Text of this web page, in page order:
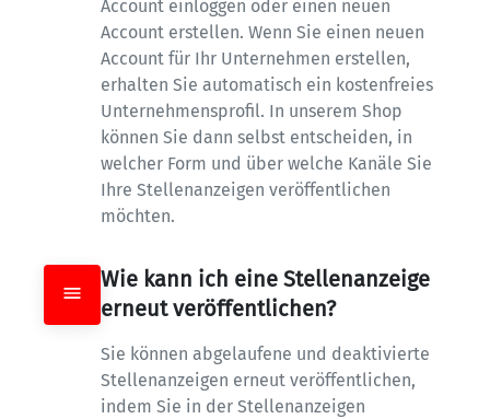
Account einloggen oder einen neuen
Account erstellen. Wenn Sie einen neuen
Account für Ihr Unternehmen erstellen,
erhalten Sie automatisch ein kostenfreies
Unternehmensprofil. In unserem Shop
können Sie dann selbst entscheiden, in
welcher Form und über welche Kanäle Sie
Ihre Stellenanzeigen veröffentlichen
möchten.
Wie kann ich eine Stellenanzeige
erneut veröffentlichen?
Sie können abgelaufene und deaktivierte
Stellenanzeigen erneut veröffentlichen,
indem Sie in der Stellenanzeigen